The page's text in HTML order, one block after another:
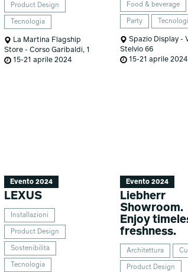
Product Design
Tecnologia
La Martina Flagship
Store - Corso Garibaldi, 1
15-21 aprile 2024
Food & beverage
Party
Spazio Display -
Stelvio 66
15-21 aprile 2024
Evento 2024
LEXUS
Installazioni
Product Design
Sostenibilità
Tecnologia
Evento 2024
Liebherr
Showroom.
Enjoy
freshness.
Architettura
Product Design